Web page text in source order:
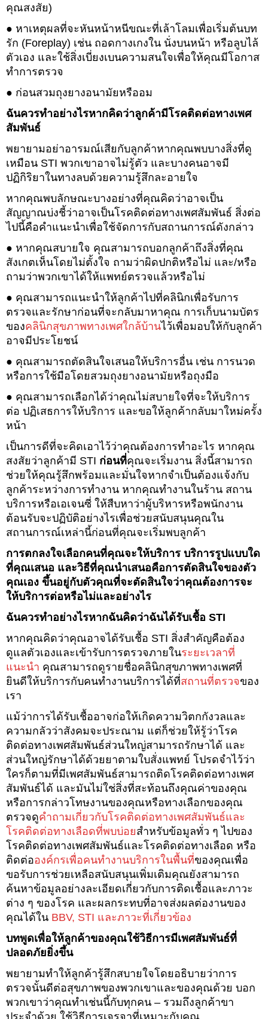
คุณสงสัย)
● หาเหตุผลที่จะหันหน้าหนีขณะที่เล้าโลมเพื่อเริ่มต้นบท
รัก (Foreplay) เช่น ถอดกางเกงใน นั่งบนหน้า หรือลูบไล้
ตัวเอง และใช้สิ่งเบี่ยงเบนความสนใจเพื่อให้คุณมีโอกาส
ทำการตรวจ
● ก่อนสวมถุงยางอนามัยหรืออม
ฉันควรทำอย่างไรหากคิดว่าลูกค้ามีโรคติดต่อทางเพศ
สัมพันธ์
พยายามอย่าอารมณ์เสียกับลูกค้าหากคุณพบบางสิ่งที่ดู
เหมือน STI พวกเขาอาจไม่รู้ตัว และบางคนอาจมี
ปฏิกิริยาในทางลบด้วยความรู้สึกละอายใจ
หากคุณพบลักษณะบางอย่างที่คุณคิดว่าอาจเป็น
สัญญาณบ่งชี้ว่าอาจเป็นโรคติดต่อทางเพศสัมพันธ์ สิ่งต่อ
ไปนี้คือคำแนะนำเพื่อใช้จัดการกับสถานการณ์ดังกล่าว
● หากคุณสบายใจ คุณสามารถบอกลูกค้าถึงสิ่งที่คุณ
สังเกตเห็นโดยไม่ตั้งใจ ถามว่าผิดปกติหรือไม่ และ/หรือ
ถามว่าพวกเขาได้ให้แพทย์ตรวจแล้วหรือไม่
● คุณสามารถแนะนำให้ลูกค้าไปที่คลินิกเพื่อรับการ
ตรวจและรักษาก่อนที่จะกลับมาหาคุณ การเก็บนามบัตร
ของคลินิกสุขภาพทางเพศใกล้บ้านไว้เพื่อมอบให้กับลูกค้า
อาจมีประโยชน์
● คุณสามารถตัดสินใจเสนอให้บริการอื่น เช่น การนวด
หรือการใช้มือโดยสวมถุงยางอนามัยหรือถุงมือ
● คุณสามารถเลือกได้ว่าคุณไม่สบายใจที่จะให้บริการ
ต่อ ปฏิเสธการให้บริการ และขอให้ลูกค้ากลับมาใหม่ครั้ง
หน้า
เป็นการดีที่จะคิดเอาไว้ว่าคุณต้องการทำอะไร หากคุณ
สงสัยว่าลูกค้ามี STI ก่อนที่คุณจะเริ่มงาน สิ่งนี้สามารถ
ช่วยให้คุณรู้สึกพร้อมและมั่นใจหากจำเป็นต้องแจ้งกับ
ลูกค้าระหว่างการทำงาน หากคุณทำงานในร้าน สถาน
บริการหรือเอเจนซี่ ให้สืบหาว่าผู้บริหารหรือพนักงาน
ต้อนรับจะปฏิบัติอย่างไรเพื่อช่วยสนับสนุนคุณใน
สถานการณ์เหล่านี้ก่อนที่คุณจะเริ่มพบลูกค้า
การตกลงใจเลือกคนที่คุณจะให้บริการ บริการรูปแบบใด
ที่คุณเสนอ และวิธีที่คุณนำเสนอคือการตัดสินใจของตัว
คุณเอง ขึ้นอยู่กับตัวคุณที่จะตัดสินใจว่าคุณต้องการจะ
ให้บริการต่อหรือไม่และอย่างไร
ฉันควรทำอย่างไรหากฉันคิดว่าฉันได้รับเชื้อ STI
หากคุณคิดว่าคุณอาจได้รับเชื้อ STI สิ่งสำคัญคือต้อง
ดูแลตัวเองและเข้ารับการตรวจภายในระยะเวลาที่
แนะนำ คุณสามารถดูรายชื่อคลินิกสุขภาพทางเพศที่
ยินดีให้บริการกับคนทำงานบริการได้ที่สถานที่ตรวจของ
เรา
แม้ว่าการได้รับเชื้ออาจก่อให้เกิดความวิตกกังวลและ
ความกลัวว่าสังคมจะประณาม แต่ก็ช่วยให้รู้ว่าโรค
ติดต่อทางเพศสัมพันธ์ส่วนใหญ่สามารถรักษาได้ และ
ส่วนใหญ่รักษาได้ด้วยยาตามใบสั่งแพทย์ โปรดจำไว้ว่า
ใครก็ตามที่มีเพศสัมพันธ์สามารถติดโรคติดต่อทางเพศ
สัมพันธ์ได้ และมันไม่ใช่สิ่งที่สะท้อนถึงคุณค่าของคุณ
หรือการกล่าวโทษงานของคุณหรือทางเลือกของคุณ
ตรวจดูคำถามเกี่ยวกับโรคติดต่อทางเพศสัมพันธ์และ
โรคติดต่อทางเลือดที่พบบ่อยสำหรับข้อมูลทั่ว ๆ ไปของ
โรคติดต่อทางเพศสัมพันธ์และโรคติดต่อทางเลือด หรือ
ติดต่อองค์กรเพื่อคนทำงานบริการในพื้นที่ของคุณเพื่อ
ขอรับการช่วยเหลือสนับสนุนเพิ่มเติมคุณยังสามารถ
ค้นหาข้อมูลอย่างละเอียดเกี่ยวกับการติดเชื้อและภาวะ
ต่าง ๆ ของโรค และผลกระทบที่อาจส่งผลต่องานของ
คุณได้ใน BBV, STI และภาวะที่เกี่ยวข้อง
บทพูดเพื่อให้ลูกค้าของคุณใช้วิธีการมีเพศสัมพันธ์ที่
ปลอดภัยยิ่งขึ้น
พยายามทำให้ลูกค้ารู้สึกสบายใจโดยอธิบายว่าการ
ตรวจนั้นดีต่อสุขภาพของพวกเขาและของคุณด้วย บอก
พวกเขาว่าคุณทำเช่นนี้กับทุกคน – รวมถึงลูกค้าขา
ประจำด้วย ใช้วิธีการเจรจาที่เหมาะกับคุณ